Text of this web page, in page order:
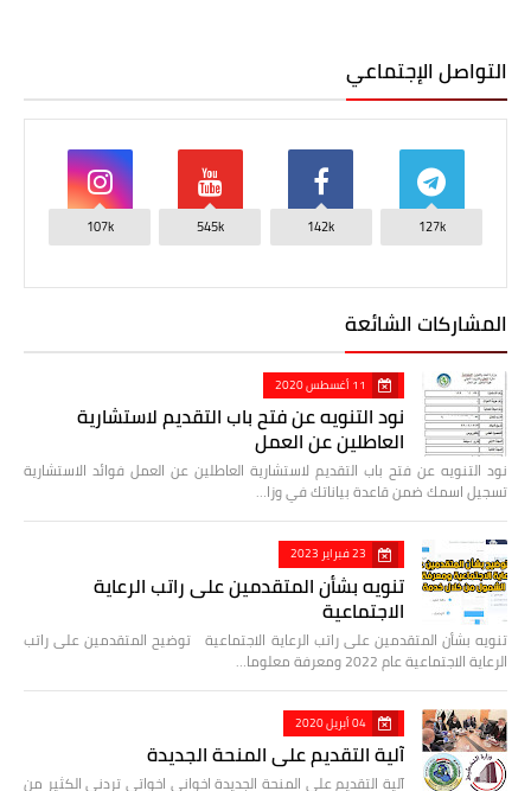
التواصل الإجتماعي
127k
142k
545k
107k
المشاركات الشائعة
11 أغسطس 2020
نود التنويه عن فتح باب التقديم لاستشارية
العاطلين عن العمل
نود التنويه عن فتح باب التقديم لاستشارية العاطلين عن العمل فوائد الاستشارية
تسجيل اسمك ضمن قاعدة بياناتك في وزا…
23 فبراير 2023
تنويه بشأن المتقدمين على راتب الرعاية
الاجتماعية
تنويه بشأن المتقدمين على راتب الرعاية الاجتماعية توضيح المتقدمين على راتب
الرعاية الاجتماعية عام 2022 ومعرفة معلوما…
04 أبريل 2020
آلية التقديم على المنحة الجديدة
آلية التقديم على المنحة الجديدة اخواني اخواتي تردني الكثير من